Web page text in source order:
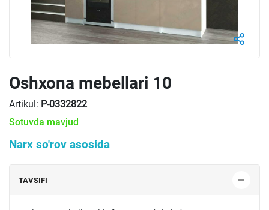
Oshxona mebellari 10
Artikul: P-0332822
Sotuvda mavjud
Narx so'rov asosida
TAVSIFI